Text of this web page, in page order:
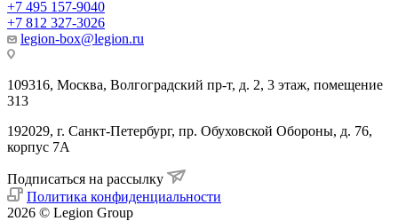
+7 495 157-9040
+7 812 327-3026
legion-box@legion.ru
109316, Москва, Волгоградский пр-т, д. 2, 3 этаж, помещение
313
192029, г. Санкт-Петербург, пр. Обуховской Обороны, д. 76,
корпус 7А
Подписаться на рассылку
Политика конфиденциальности
2026 © Legion Group